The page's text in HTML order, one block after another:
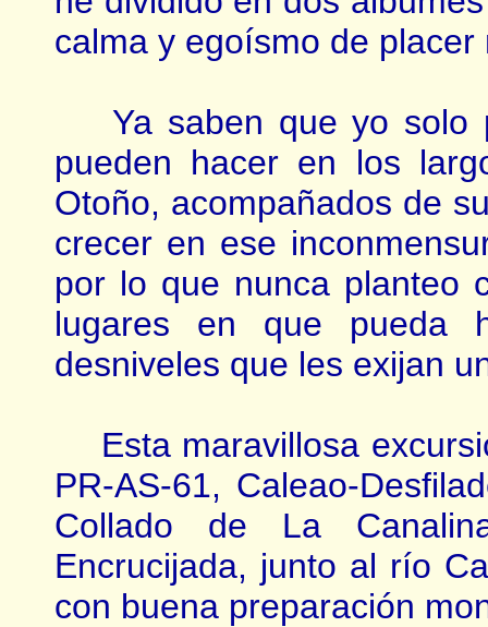
calma y egoísmo de placer
Ya saben que yo solo
pueden hacer en los
Otoño, acompañados de
crecer en ese
por lo que nunca
lugares en que pueda
desniveles que les exijan
Esta maravillosa
PR-AS-61, Caleao-
Collado de La
Encrucijada, junto al río
con buena preparación